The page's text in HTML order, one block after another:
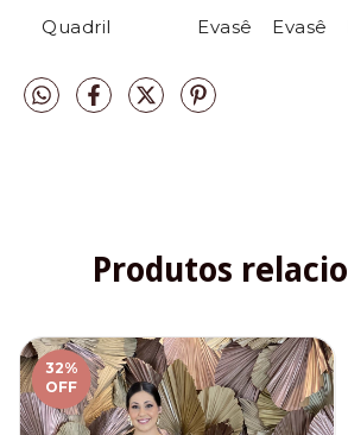
Quadril
Evasê Evasê
Produtos
32%
OFF